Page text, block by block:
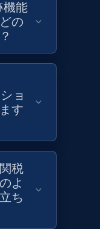
using
Discount,
ぐ始める
url
Discount,
機能
の
ョ
す
税
よ
ち